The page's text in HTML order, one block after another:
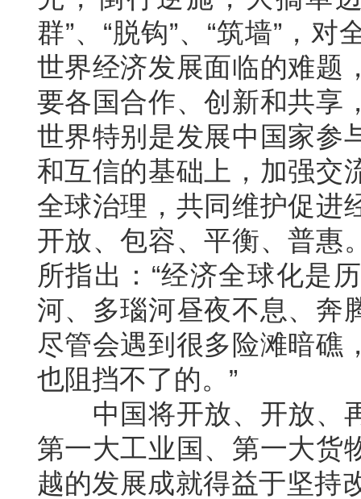
群”、“脱钩”、“筑墙”，
世界经济发展面临的难题
要各国合作、创新和共享
世界特别是发展中国家参
和互信的基础上，加强交
全球治理，共同维护促进
开放、包容、平衡、普惠
所指出：“经济全球化是
河、多瑙河昼夜不息、奔
尽管会遇到很多险滩暗礁
也阻挡不了的。”
中国将开放、开放、再
第一大工业国、第一大货
越的发展成就得益于坚持